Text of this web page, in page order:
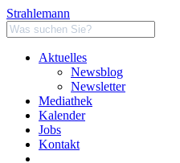
Strahlemann
Aktuelles
Newsblog
Newsletter
Mediathek
Kalender
Jobs
Kontakt